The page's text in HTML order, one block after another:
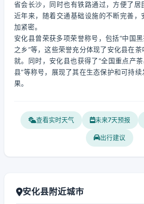
省会长沙，同时也有铁路通过，方便了居
近年来，随着交通基础设施的不断完善，
加紧密。
安化县曾荣获多项荣誉称号，包括“中国
之乡”等，这些荣誉充分体现了安化县在
就。同时，安化县也获得了“全国重点产
县”等称号，展现了其在生态保护和可持
果。
查看实时天气 未来7天预报
出行建议
安化县附近城市